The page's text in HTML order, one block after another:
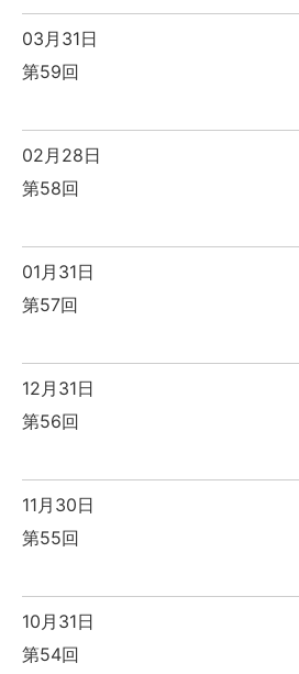
03月31日
第59回
02月28日
第58回
01月31日
第57回
12月31日
第56回
11月30日
第55回
10月31日
第54回